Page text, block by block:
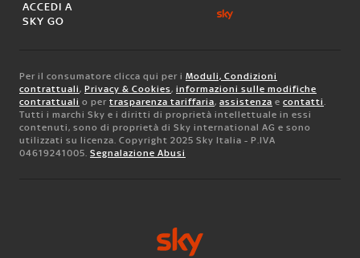
ACCEDI A
SKY GO
Per il consumatore clicca qui per i Moduli, Condizioni
contrattuali, Privacy & Cookies, informazioni sulle modifiche
contrattuali o per trasparenza tariffaria, assistenza e contatti.
Tutti i marchi Sky e i diritti di proprietà intellettuale in essi
contenuti, sono di proprietà di Sky international AG e sono
utilizzati su licenza. Copyright 2025 Sky Italia - P.IVA
04619241005. Segnalazione Abusi